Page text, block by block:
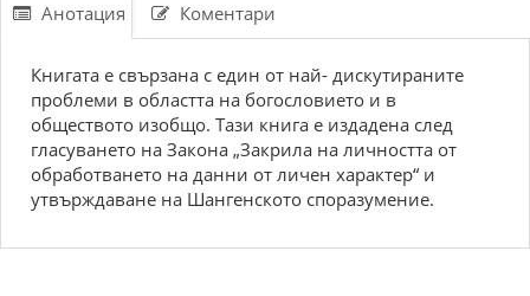
Анотация Коментари
Книгата е свързана с един от най- дискутираните
проблеми в областта на богословието и в
обществото изобщо. Тази книга е издадена след
гласуването на Закона „Закрила на личността от
обработването на данни от личен характер“ и
утвърждаване на Шангенското споразумение.